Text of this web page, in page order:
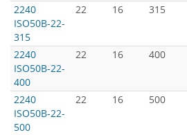
2240
ISO50B-22-
315
22 16 315
2240
ISO50B-22-
400
22 16 400
2240
ISO50B-22-
500
22 16 500